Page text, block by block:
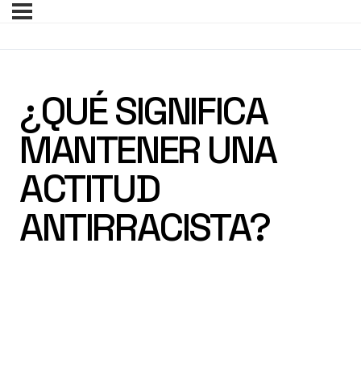
¿QUÉ SIGNIFICA
MANTENER UNA
ACTITUD
ANTIRRACISTA?